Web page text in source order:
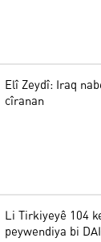
Elî Zeydî: Iraq
cîranan
Li Tirkiyeyê 104
peywendiya bi